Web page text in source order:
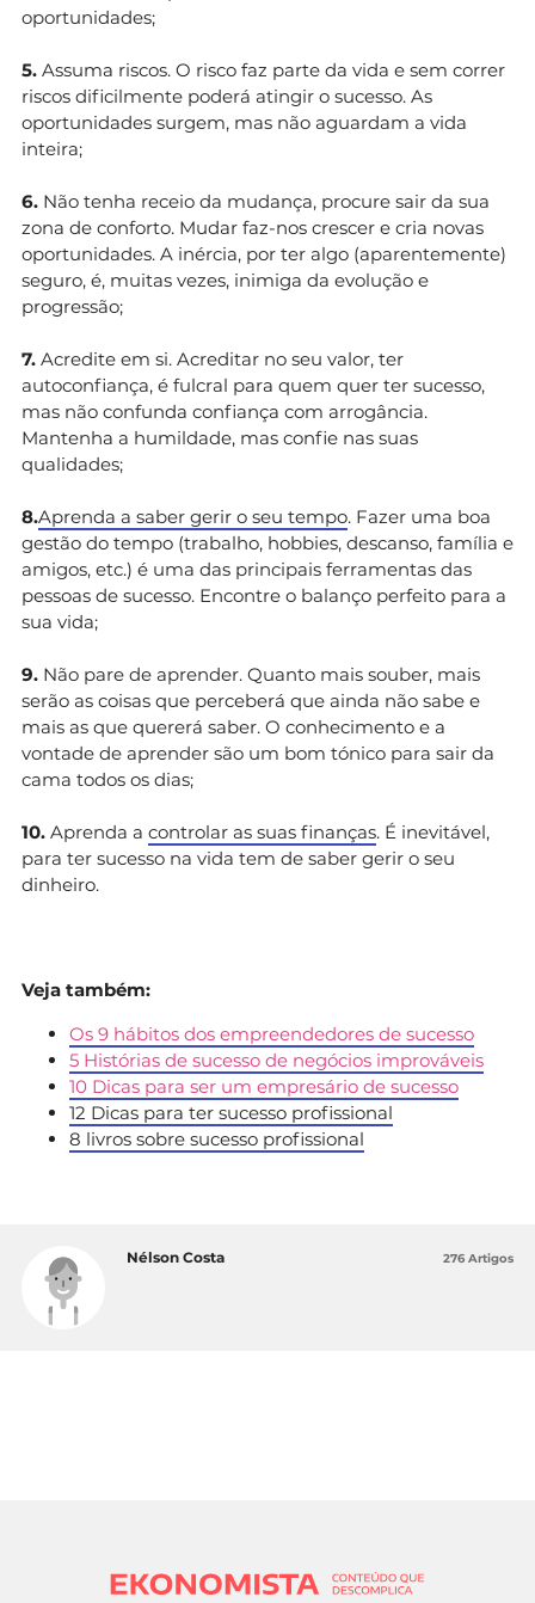
oportunidades;
5. Assuma riscos. O risco faz parte da vida e sem correr
riscos dificilmente poderá atingir o sucesso. As
oportunidades surgem, mas não aguardam a vida
inteira;
6. Não tenha receio da mudança, procure sair da sua
zona de conforto. Mudar faz-nos crescer e cria novas
oportunidades. A inércia, por ter algo (aparentemente)
seguro, é, muitas vezes, inimiga da evolução e
progressão;
7. Acredite em si. Acreditar no seu valor, ter
autoconfiança, é fulcral para quem quer ter sucesso,
mas não confunda confiança com arrogância.
Mantenha a humildade, mas confie nas suas
qualidades;
8.Aprenda a saber gerir o seu tempo. Fazer uma boa
gestão do tempo (trabalho, hobbies, descanso, família e
amigos, etc.) é uma das principais ferramentas das
pessoas de sucesso. Encontre o balanço perfeito para a
sua vida;
9. Não pare de aprender. Quanto mais souber, mais
serão as coisas que perceberá que ainda não sabe e
mais as que quererá saber. O conhecimento e a
vontade de aprender são um bom tónico para sair da
cama todos os dias;
10. Aprenda a controlar as suas finanças. É inevitável,
para ter sucesso na vida tem de saber gerir o seu
dinheiro.
Veja também:
Os 9 hábitos dos empreendedores de sucesso
5 Histórias de sucesso de negócios improváveis
10 Dicas para ser um empresário de sucesso
12 Dicas para ter sucesso profissional
8 livros sobre sucesso profissional
Nélson Costa 276 Artigos